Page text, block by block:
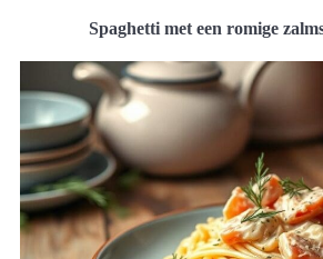
Spaghetti met een romige